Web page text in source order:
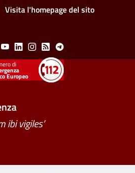
Visita l'homepage del sito
Menu
YoutubeLinkedinInstagram
Feed Telegram
Europeo
ibi vigiles’